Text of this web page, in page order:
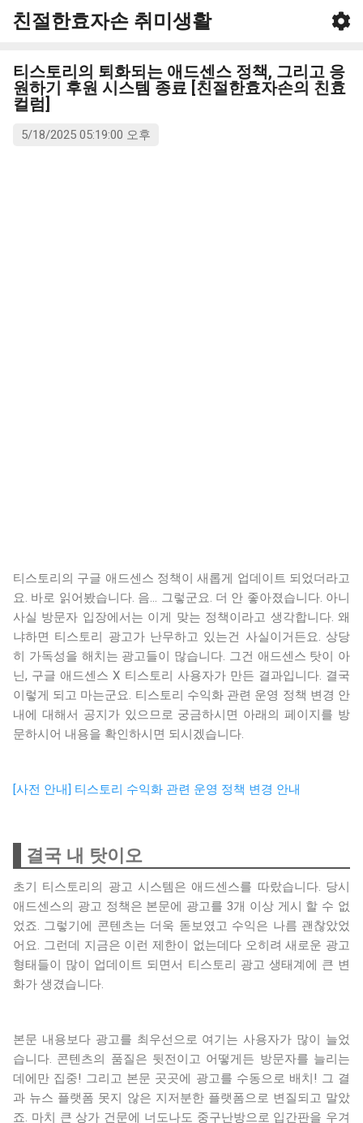
기본 콘텐츠로 건너뛰기
친절한효자손 취미생활
티스토리의 퇴화되는 애드센스 정책, 그리고 응
원하기 후원 시스템 종료 [친절한효자손의 친효
컬럼]
5/18/2025 05:19:00 오후
티스토리의 구글 애드센스 정책이 새롭게 업데이트 되었더라고
요. 바로 읽어봤습니다. 음... 그렇군요. 더 안 좋아졌습니다. 아니
사실 방문자 입장에서는 이게 맞는 정책이라고 생각합니다. 왜
냐하면 티스토리 광고가 난무하고 있는건 사실이거든요. 상당
히 가독성을 해치는 광고들이 많습니다. 그건 애드센스 탓이 아
닌, 구글 애드센스 X 티스토리 사용자가 만든 결과입니다. 결국
이렇게 되고 마는군요. 티스토리 수익화 관련 운영 정책 변경 안
내에 대해서 공지가 있으므로 궁금하시면 아래의 페이지를 방
문하시어 내용을 확인하시면 되시겠습니다.
[사전 안내] 티스토리 수익화 관련 운영 정책 변경 안내
결국 내 탓이오
초기 티스토리의 광고 시스템은 애드센스를 따랐습니다. 당시
애드센스의 광고 정책은 본문에 광고를 3개 이상 게시 할 수 없
었죠. 그렇기에 콘텐츠는 더욱 돋보였고 수익은 나름 괜찮았었
어요. 그런데 지금은 이런 제한이 없는데다 오히려 새로운 광고
형태들이 많이 업데이트 되면서 티스토리 광고 생태계에 큰 변
화가 생겼습니다.
본문 내용보다 광고를 최우선으로 여기는 사용자가 많이 늘었
습니다. 콘텐츠의 품질은 뒷전이고 어떻게든 방문자를 늘리는
데에만 집중! 그리고 본문 곳곳에 광고를 수동으로 배치! 그 결
과 뉴스 플랫폼 못지 않은 지저분한 플랫폼으로 변질되고 말았
죠. 마치 큰 상가 건문에 너도나도 중구난방으로 입간판을 우겨